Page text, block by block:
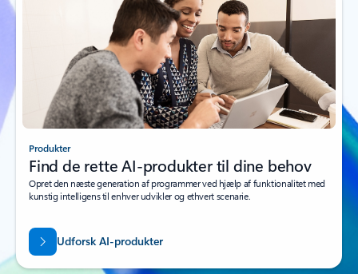
Produkter
Find de rette AI-produkter til dine behov
Opret den næste generation af programmer ved hjælp af funktionalitet med
kunstig intelligens til enhver udvikler og ethvert scenarie.
Udforsk AI-produkter